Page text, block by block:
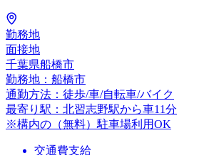
勤務地
面接地
千葉県船橋市
勤務地：船橋市
通勤方法：徒歩/車/自転車/バイク
最寄り駅：北習志野駅から車11分
※構内の（無料）駐車場利用OK
交通費支給